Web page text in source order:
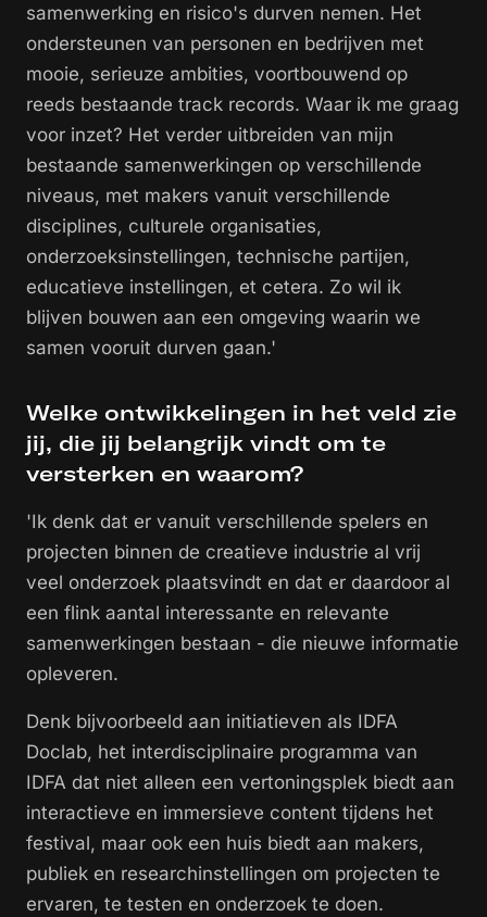
samenwerking en risico's durven nemen. Het
ondersteunen van personen en bedrijven met
mooie, serieuze ambities, voortbouwend op
reeds bestaande track records. Waar ik me graag
voor inzet? Het verder uitbreiden van mijn
bestaande samenwerkingen op verschillende
niveaus, met makers vanuit verschillende
disciplines, culturele organisaties,
onderzoeksinstellingen, technische partijen,
educatieve instellingen, et cetera. Zo wil ik
blijven bouwen aan een omgeving waarin we
samen vooruit durven gaan.'
Welke ontwikkelingen in het veld zie
jij, die jij belangrijk vindt om te
versterken en waarom?
'Ik denk dat er vanuit verschillende spelers en
projecten binnen de creatieve industrie al vrij
veel onderzoek plaatsvindt en dat er daardoor al
een flink aantal interessante en relevante
samenwerkingen bestaan - die nieuwe informatie
opleveren.
Denk bijvoorbeeld aan initiatieven als IDFA
Doclab, het interdisciplinaire programma van
IDFA dat niet alleen een vertoningsplek biedt aan
interactieve en immersieve content tijdens het
festival, maar ook een huis biedt aan makers,
publiek en researchinstellingen om projecten te
ervaren, te testen en onderzoek te doen.